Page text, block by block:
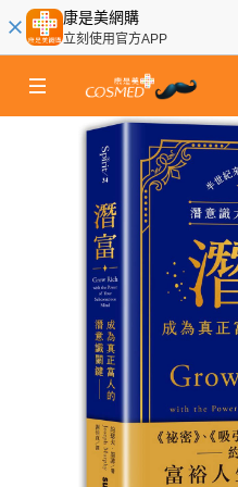
康是美網購
立刻使用官方APP